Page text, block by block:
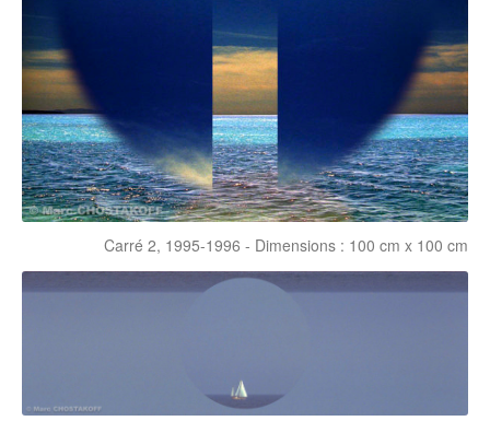
Carré 2, 1995-1996 - Dimensions : 100 cm x 100 cm